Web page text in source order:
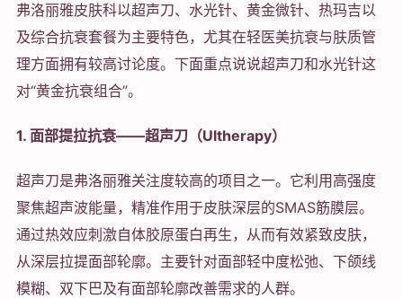
弗洛丽雅皮肤科以超声刀、水光针、黄金微针、热玛吉以
及综合抗衰套餐为主要特色，尤其在轻医美抗衰与肤质管
理方面拥有较高讨论度。下面重点说说超声刀和水光针这
对“黄金抗衰组合”。
1. 面部提拉抗衰——超声刀（Ultherapy）
超声刀是弗洛丽雅关注度较高的项目之一。它利用高强度
聚焦超声波能量，精准作用于皮肤深层的SMAS筋膜层。
通过热效应刺激自体胶原蛋白再生，从而有效紧致皮肤，
从深层拉提面部轮廓。主要针对面部轻中度松弛、下颌线
模糊、双下巴及有面部轮廓改善需求的人群。